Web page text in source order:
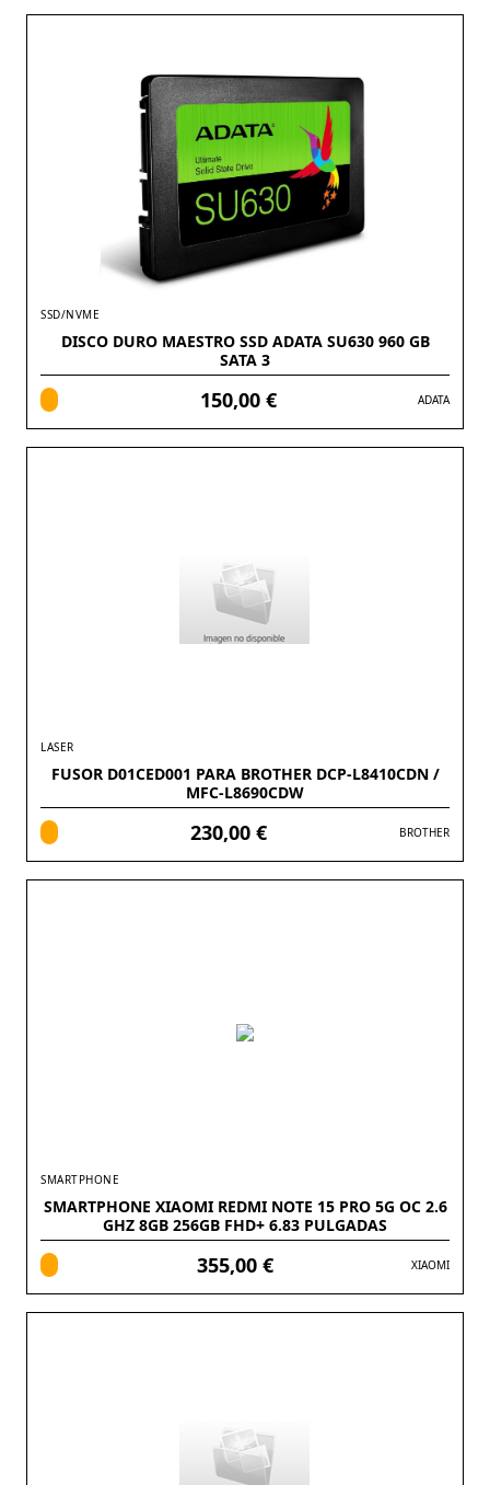
SSD/NVME
DISCO DURO MAESTRO SSD ADATA SU630 960 GB
SATA 3
150,00 € ADATA
LASER
FUSOR D01CED001 PARA BROTHER DCP-L8410CDN /
MFC-L8690CDW
230,00 € BROTHER
SMARTPHONE
SMARTPHONE XIAOMI REDMI NOTE 15 PRO 5G OC 2.6
GHZ 8GB 256GB FHD+ 6.83 PULGADAS
355,00 € XIAOMI